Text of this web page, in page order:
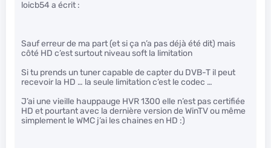
loicb54 a écrit :
Sauf erreur de ma part (et si ça n’a pas déjà été dit) mais
côté HD c’est surtout niveau soft la limitation
Si tu prends un tuner capable de capter du DVB-T il peut
recevoir la HD … la seule limitation c’est le codec …
J’ai une vieille hauppauge HVR 1300 elle n’est pas certifiée
HD et pourtant avec la dernière version de WinTV ou même
simplement le WMC j’ai les chaines en HD :)